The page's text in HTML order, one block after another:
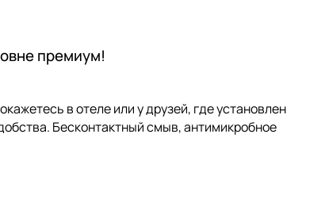
премиум!
в отеле или у друзей, где установлен
Бесконтактный смыв, антимикробное